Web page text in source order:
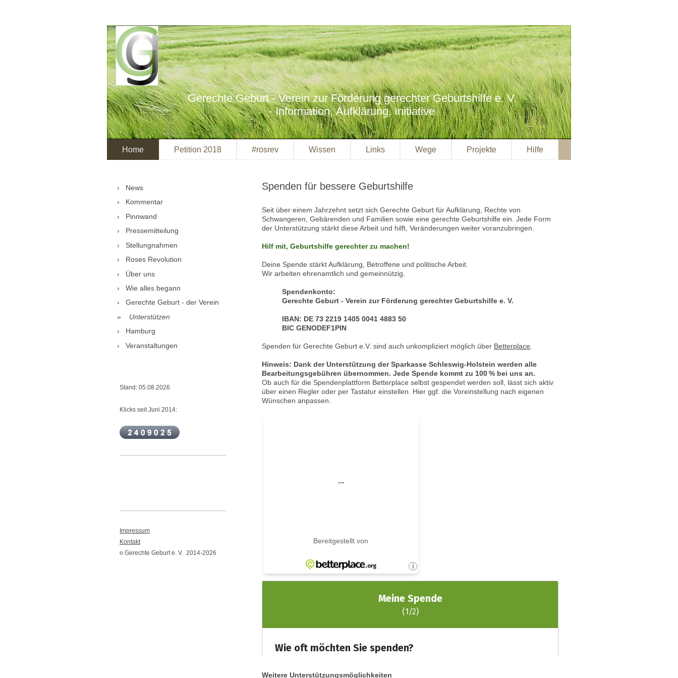
Gerechte Geburt - Verein zur Förderung gerechter Geburtshilfe e. V.
- Information, Aufklärung, Initiative
Home Petition 2018 #rosrev Wissen Links Wege Projekte Hilfe
Spenden für bessere Geburtshilfe
Seit über einem Jahrzehnt setzt sich Gerechte Geburt für Aufklärung, Rechte von
Schwangeren, Gebärenden und Familien sowie eine gerechte Geburtshilfe ein. Jede Form
der Unterstützung stärkt diese Arbeit und hilft, Veränderungen weiter voranzubringen.
Hilf mit, Geburtshilfe gerechter zu machen!
Deine Spende stärkt Aufklärung, Betroffene und politische Arbeit.
Wir arbeiten ehrenamtlich und gemeinnützig.
Spendenkonto:
Gerechte Geburt - Verein zur Förderung gerechter Geburtshilfe e. V.
IBAN: DE 73 2219 1405 0041 4883 50
BIC GENODEF1PIN
Spenden für Gerechte Geburt e.V. sind auch unkompliziert möglich über Betterplace
Hinweis: Dank der Unterstützung der Sparkasse Schleswig‑Holstein werden alle
Bearbeitungsgebühren übernommen. Jede Spende kommt zu 100 % bei uns an.
Ob auch für die Spendenplattform Betterplace selbst gespendet werden soll, lässt sich aktiv
über einen Regler oder per Tastatur einstellen. Hier ggf. die Voreinstellung nach eigenen
Wünschen anpassen.
Weitere Unterstützungsmöglichkeiten
News
Kommentar
Pinnwand
Pressemitteilung
Stellungnahmen
Roses Revolution
Über uns
Wie alles begann
Gerechte Geburt - der Verein
Unterstützen
Hamburg
Veranstaltungen
Stand: 05.08.2026
Klicks seit Juni 2014:
Impressum
Kontakt
©Gerechte Geburt e. V. 2014-2026